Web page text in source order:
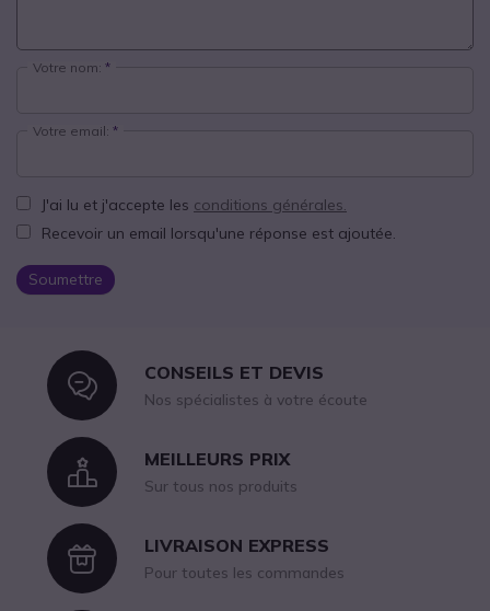
Votre nom:
Votre email:
J'ai lu et j'accepte les conditions générales.
Recevoir un email lorsqu'une réponse est ajoutée.
Soumettre
IconCONSEILS ET DEVIS
Nos spécialistes à votre écoute
IconMEILLEURS PRIX
Sur tous nos produits
IconLIVRAISON EXPRESS
Pour toutes les commandes